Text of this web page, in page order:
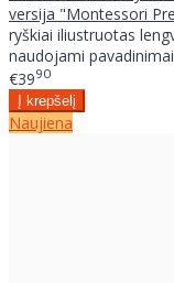
versija "Montessori
ryškiai iliustruotas
naudojami
€3990
Naujiena